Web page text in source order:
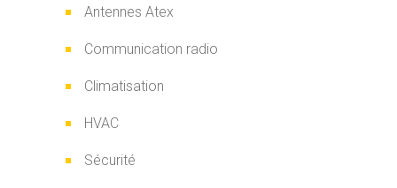
Antennes Atex
Communication radio
Climatisation
HVAC
Sécurité